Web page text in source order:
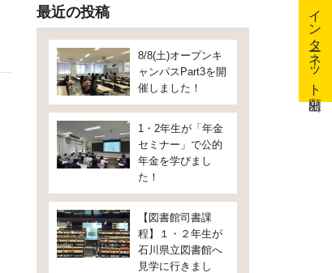
インターネット出願
最近の投稿
8/8(土)オープンキ
ャンパスPart3を開
催しました！
1・2年生が「年金
セミナー」で公的
年金を学びまし
た！
【図書館司書課
程】１・２年生が
石川県立図書館へ
見学に行きまし